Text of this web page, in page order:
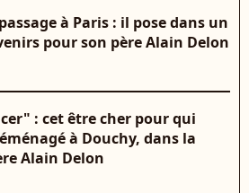
à Paris : il pose dans un
pour son père Alain Delon
: cet être cher pour qui
à Douchy, dans la
Alain Delon